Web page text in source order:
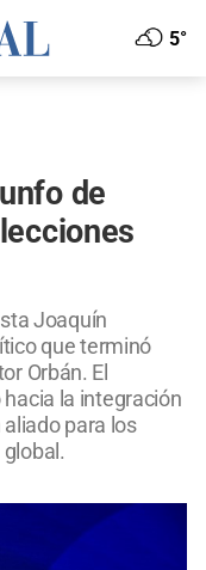
5°
de
Joaquín
que terminó
Orbán. El
la integración
aliado para los